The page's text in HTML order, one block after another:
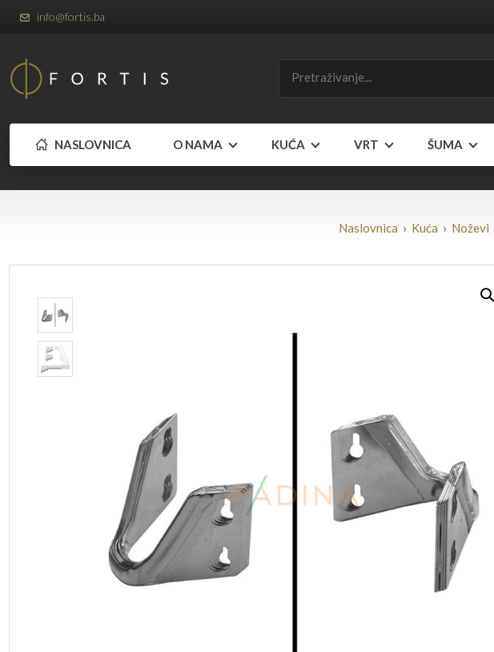
info@fortis.ba
NASLOVNICA O NAMA KUĆA VRT ŠUMA
Naslovnica › Kuća › Noževi